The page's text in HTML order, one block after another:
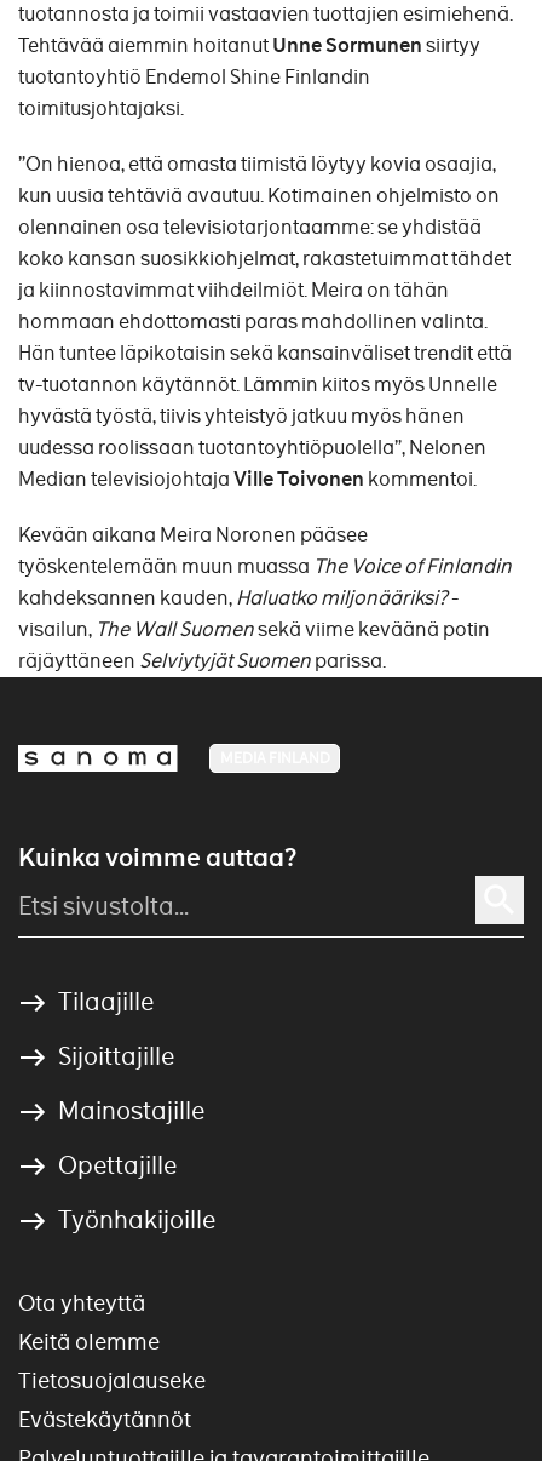
tuotannosta ja toimii vastaavien tuottajien esimiehenä.
Tehtävää aiemmin hoitanutUnne Sormunensiirtyy
tuotantoyhtiö Endemol Shine Finlandin
toimitusjohtajaksi.
”On hienoa, että omasta tiimistä löytyy kovia osaajia,
kun uusia tehtäviä avautuu. Kotimainen ohjelmisto on
olennainen osa televisiotarjontaamme: se yhdistää
koko kansan suosikkiohjelmat, rakastetuimmat tähdet
ja kiinnostavimmat viihdeilmiöt. Meira on tähän
hommaan ehdottomasti paras mahdollinen valinta.
Hän tuntee läpikotaisin sekä kansainväliset trendit että
tv-tuotannon käytännöt. Lämmin kiitos myös Unnelle
hyvästä työstä, tiivis yhteistyö jatkuu myös hänen
uudessa roolissaan tuotantoyhtiöpuolella”, Nelonen
Median televisiojohtajaVille Toivonen kommentoi.
Kevään aikana Meira Noronen pääsee
työskentelemään muun muassa The Voice of Finlandin
kahdeksannen kauden,Haluatko miljonääriksi?-
visailun, The Wall Suomensekä viime keväänä potin
räjäyttäneen Selviytyjät Suomenparissa.
Kuinka voimme auttaa?
Tilaajille
Sijoittajille
Mainostajille
Opettajille
Työnhakijoille
Ota yhteyttä
Keitä olemme
Tietosuojalauseke
Evästekäytännöt